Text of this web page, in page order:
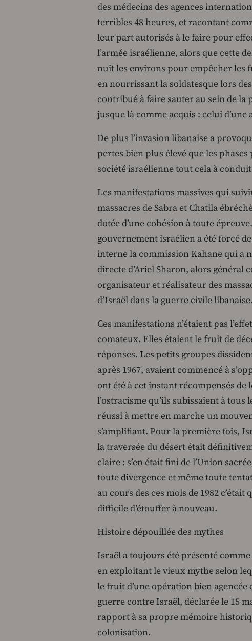
des médecins des agences
terribles 48 heures, et racontant
leur part autorisés à le faire pour
l’armée israélienne, alors que cette
nuit les environs pour empêcher les
en nourrissant la soldatesque lors
contribué à faire sauter au sein de
jusque là comme acquis : celui d’une
De plus l’invasion libanaise a
pertes bien plus élevé que les
société israélienne tout cela à
Les manifestations massives qui
massacres de Sabra et Chatila
dotée d’une cohésion à toute
gouvernement israélien a été forcé
interne la commission Kahane qui a
directe d’Ariel Sharon, alors général
organisateur et réalisateur des
d’Israël dans la guerre civile libanaise.
Ces manifestations n’étaient pas
comateux. Elles étaient le fruit de
réponses. Les petits groupes
après 1967, avaient commencé à
ont été à cet instant récompensés de
l’ostracisme qu’ils subissaient à tous
réussi à mettre en marche un
s’amplifiant. Pour la première fois,
la traversée du désert était
claire : s’en était fini de l’Union
toute divergence et même toute
au cours des ces mois de 1982
difficile d’étouffer à nouveau.
Histoire dépouillée des mythes
Israël a toujours été présenté
en exploitant le vieux mythe selon
le fruit d’une opération bien
guerre contre Israël, déclarée le 15
rapport à sa propre mémoire
colonisation.